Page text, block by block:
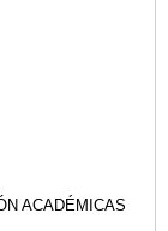
ACADÉMICAS